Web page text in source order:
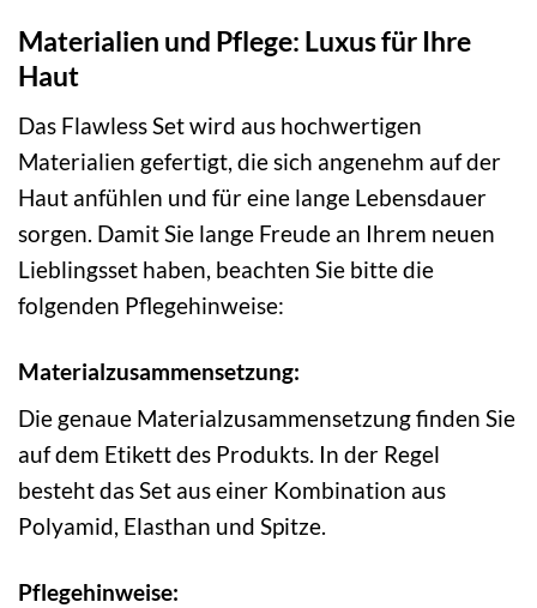
Materialien und Pflege: Luxus für Ihre
Haut
Das Flawless Set wird aus hochwertigen
Materialien gefertigt, die sich angenehm auf der
Haut anfühlen und für eine lange Lebensdauer
sorgen. Damit Sie lange Freude an Ihrem neuen
Lieblingsset haben, beachten Sie bitte die
folgenden Pflegehinweise:
Materialzusammensetzung:
Die genaue Materialzusammensetzung finden Sie
auf dem Etikett des Produkts. In der Regel
besteht das Set aus einer Kombination aus
Polyamid, Elasthan und Spitze.
Pflegehinweise: